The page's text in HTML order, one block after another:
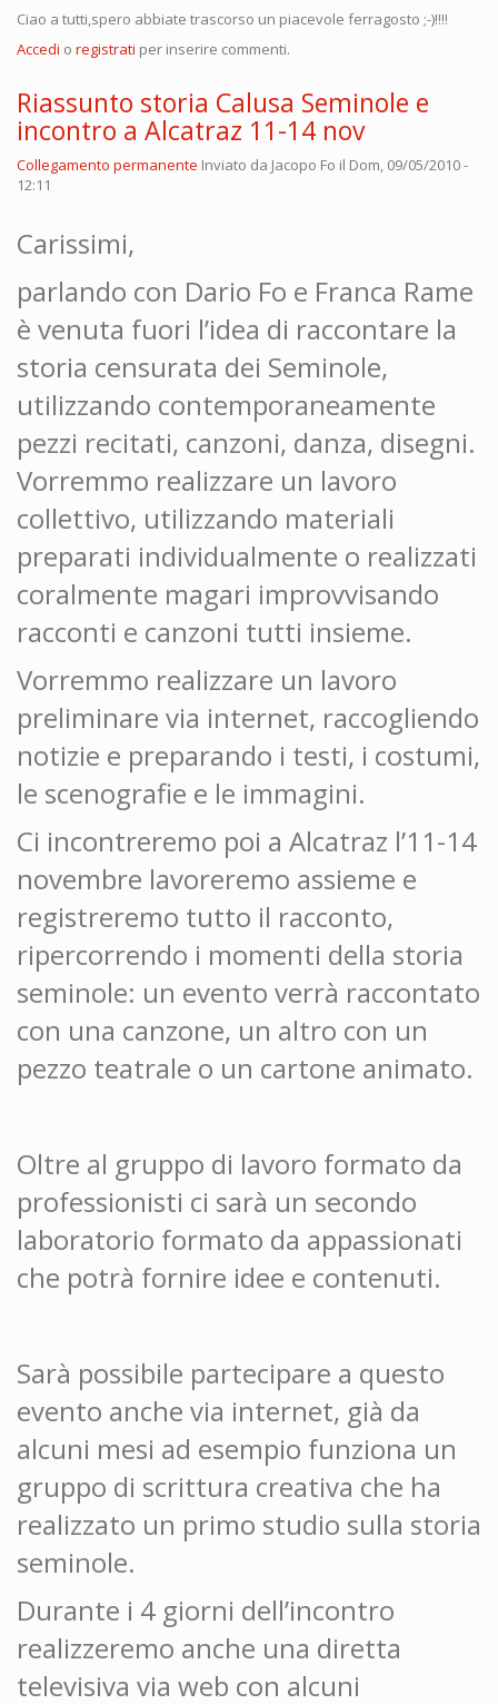
Ciao a tutti,spero abbiate trascorso un piacevole ferragosto ;-)!!!!
Accedi o registrati per inserire commenti.
Riassunto storia Calusa Seminole e
incontro a Alcatraz 11-14 nov
Collegamento permanente Inviato da Jacopo Fo il Dom, 09/05/2010 -
12:11
Carissimi,
parlando con Dario Fo e Franca Rame
è venuta fuori l’idea di raccontare la
storia censurata dei Seminole,
utilizzando contemporaneamente
pezzi recitati, canzoni, danza, disegni.
Vorremmo realizzare un lavoro
collettivo, utilizzando materiali
preparati individualmente o realizzati
coralmente magari improvvisando
racconti e canzoni tutti insieme.
Vorremmo realizzare un lavoro
preliminare via internet, raccogliendo
notizie e preparando i testi, i costumi,
le scenografie e le immagini.
Ci incontreremo poi a Alcatraz l’11-14
novembre lavoreremo assieme e
registreremo tutto il racconto,
ripercorrendo i momenti della storia
seminole: un evento verrà raccontato
con una canzone, un altro con un
pezzo teatrale o un cartone animato.
Oltre al gruppo di lavoro formato da
professionisti ci sarà un secondo
laboratorio formato da appassionati
che potrà fornire idee e contenuti.
Sarà possibile partecipare a questo
evento anche via internet, già da
alcuni mesi ad esempio funziona un
gruppo di scrittura creativa che ha
realizzato un primo studio sulla storia
seminole.
Durante i 4 giorni dell’incontro
realizzeremo anche una diretta
televisiva via web con alcuni